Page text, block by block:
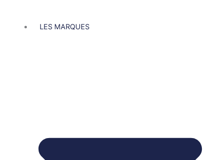
LES MARQUES